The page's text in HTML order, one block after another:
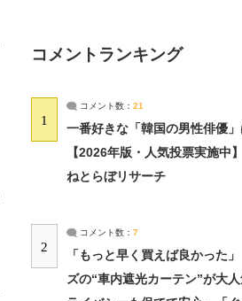
コメントランキング
1
コメント数： 21
一番好きな「韓国の男性俳優」
【2026年版・人気投票実施中
ねとらぼリサーチ
2
コメント数： 7
「もっと早く買えば良かった
ズの“車内遮光カーテン”が大